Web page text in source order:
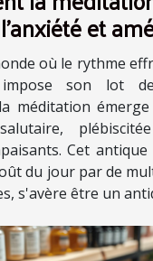
et
vie études
où le rythme
impose son lot
méditation
Cet
du jour par de
s'avère être un